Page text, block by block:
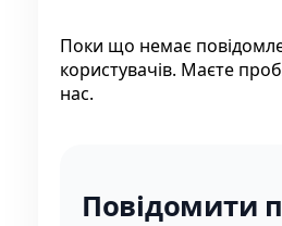
Поки що немає
користувачів. Маєте
нас.
Повідомити